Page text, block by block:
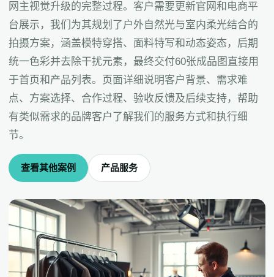
网主视觉升级的完整过程。客户需要更新官网和电商平
台展示，我们为其规划了户外自然光与室内柔光结合的
拍摄方案，涵盖模特穿搭、面料特写和动态姿态，后期
统一色彩并去除干扰元素，最终交付60张成品图直接用
于首页和产品列表。页面详细说明客户背景、需求难
点、方案选择、合作过程、验收反馈及后续支持，帮助
有类似需求的品牌客户了解我们的服务方式和执行细
节。
查看其他案例 产品服务